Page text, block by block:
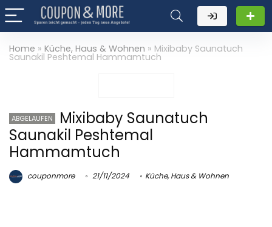
Home » Küche, Haus & Wohnen » Mixibaby Saunatuch
Saunakil Peshtemal Hammamtuch
ABGELAUFEN
Mixibaby Saunatuch
Saunakil Peshtemal
Hammamtuch
couponmore 21/11/2024 Küche, Haus & Wohnen